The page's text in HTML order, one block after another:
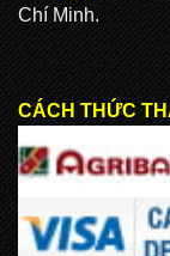
Chí Minh.
CÁCH THỨC